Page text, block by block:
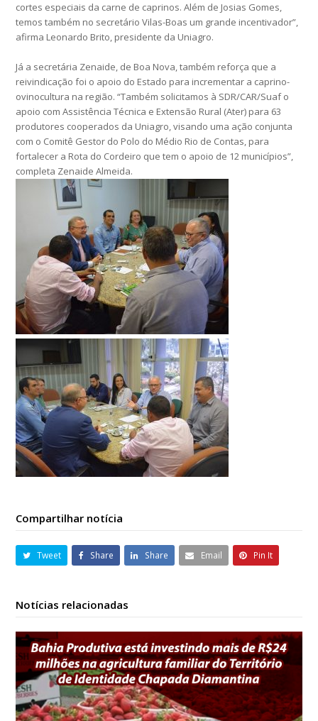
cortes especiais da carne de caprinos. Além de Josias Gomes,
temos também no secretário Vilas-Boas um grande incentivador”,
afirma Leonardo Brito, presidente da Uniagro.
Já a secretária Zenaide, de Boa Nova, também reforça que a
reivindicação foi o apoio do Estado para incrementar a caprino-
ovinocultura na região. “Também solicitamos à SDR/CAR/Suaf o
apoio com Assistência Técnica e Extensão Rural (Ater) para 63
produtores cooperados da Uniagro, visando uma ação conjunta
com o Comitê Gestor do Polo do Médio Rio de Contas, para
fortalecer a Rota do Cordeiro que tem o apoio de 12 municípios”,
completa Zenaide Almeida.
Compartilhar notícia
Tweet Share Share Email Pin It
Notícias relacionadas